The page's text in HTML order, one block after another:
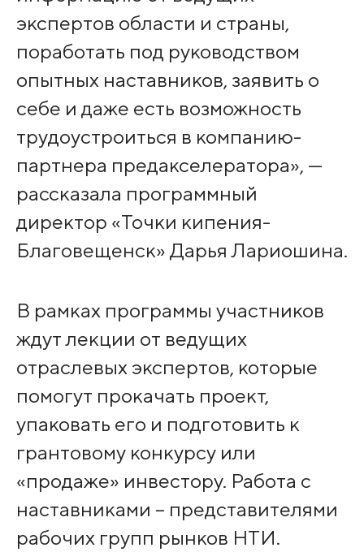
экспертов области и страны,
поработать под руководством
опытных наставников, заявить о
себе и даже есть возможность
трудоустроиться в компанию-
партнера предакселератора», —
рассказала программный
директор «Точки кипения-
Благовещенск» Дарья Лариошина.
В рамках программы участников
ждут лекции от ведущих
отраслевых экспертов, которые
помогут прокачать проект,
упаковать его и подготовить к
грантовому конкурсу или
«продаже» инвестору. Работа с
наставниками – представителями
рабочих групп рынков НТИ.